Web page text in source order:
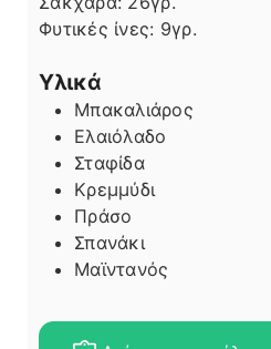
Φυτικές ίνες: 9γρ.
Υλικά
Μπακαλιάρος
Ελαιόλαδο
Σταφίδα
Κρεμμύδι
Πράσο
Σπανάκι
Μαϊντανός